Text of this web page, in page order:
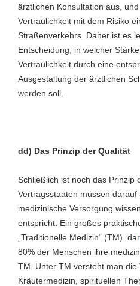
ärztlichen Konsultation aus,
Vertraulichkeit mit dem Risiko
Straßenverkehrs. Daher ist es
Entscheidung, in welcher
Vertraulichkeit durch eine
Ausgestaltung der ärztlichen
werden soll.
dd) Das Prinzip der Qualität
Schließlich ist noch das Prinzip
Vertragsstaaten müssen
medizinische Versorgung
entspricht. Ein großes
„Traditionelle Medizin“ (TM) dar.
80% der Menschen ihre
TM. Unter TM versteht man die
Kräutermedizin, spirituellen